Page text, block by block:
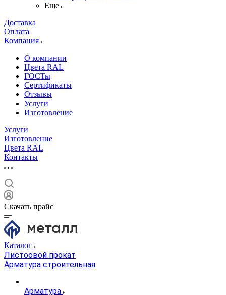
Еще
Доставка
Оплата
Компания
О компании
Цвета RAL
ГОСТы
Сертификаты
Отзывы
Услуги
Изготовление
Услуги
Изготовление
Цвета RAL
Контакты
Скачать прайс
Каталог
Листоовой прокат
Арматура строительная
Арматура